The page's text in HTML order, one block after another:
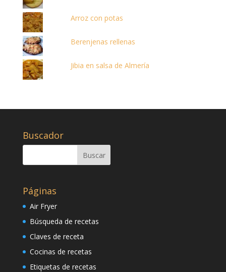
Arroz con potas
Berenjenas rellenas
Jibia en salsa de Almería
Buscador
Páginas
Air Fryer
Búsqueda de recetas
Claves de receta
Cocinas de recetas
Etiquetas de recetas